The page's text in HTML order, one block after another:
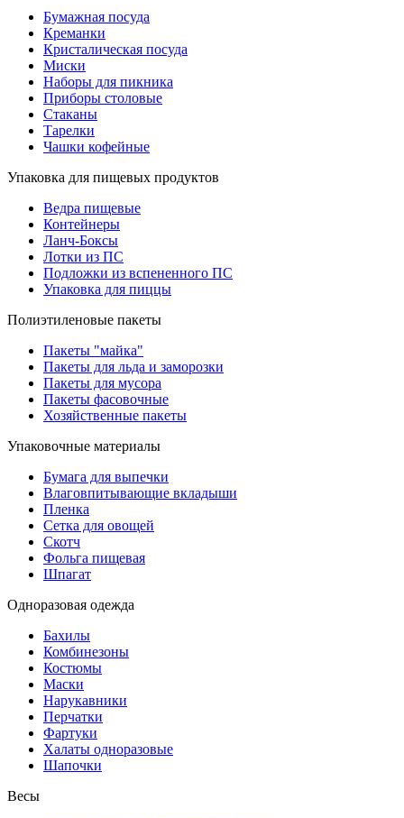
Бумажная посуда
Креманки
Кристалическая посуда
Миски
Наборы для пикника
Приборы столовые
Стаканы
Тарелки
Чашки кофейные
Упаковка для пищевых продуктов
Ведра пищевые
Контейнеры
Ланч-Боксы
Лотки из ПС
Подложки из вспененного ПС
Упаковка для пиццы
Полиэтиленовые пакеты
Пакеты "майка"
Пакеты для льда и заморозки
Пакеты для мусора
Пакеты фасовочные
Хозяйственные пакеты
Упаковочные материалы
Бумага для выпечки
Влаговпитывающие вкладыши
Пленка
Сетка для овощей
Скотч
Фольга пищевая
Шпагат
Одноразовая одежда
Бахилы
Комбинезоны
Костюмы
Маски
Нарукавники
Перчатки
Фартуки
Халаты одноразовые
Шапочки
Весы